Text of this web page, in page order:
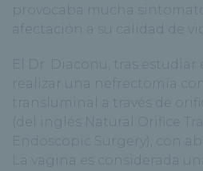
provocaba mucha
afectación a su calidad de
El Dr. Diaconu, tras estudiar
realizar una nefrectomía
transluminal a través de
(del inglés Natural Orifice
Endoscopic Surgery), con
La vagina es considerada